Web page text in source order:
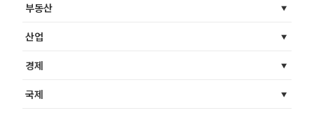
부동산
산업
경제
국제